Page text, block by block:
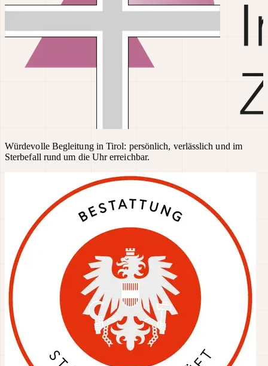
Würdevolle Begleitung in Tirol: persönlich, verlässlich und im
Sterbefall rund um die Uhr erreichbar.